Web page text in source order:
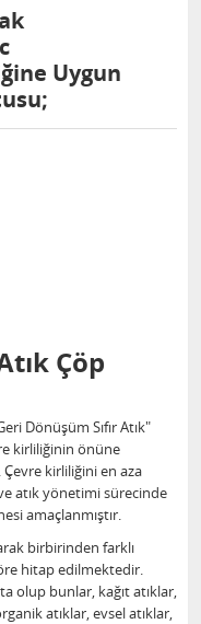
Uygun
Çöp
Dönüşüm Sıfır Atık"
kirliliğinin önüne
Çevre kirliliğini en aza
atık yönetimi sürecinde
amaçlanmıştır.
birbirinden farklı
hitap edilmektedir.
olup bunlar, kağıt atıklar,
atıklar, evsel atıklar,